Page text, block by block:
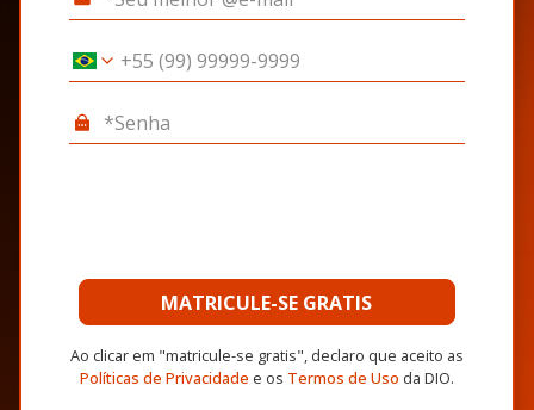
MATRICULE-SE GRATIS
Ao clicar em "matricule-se gratis", declaro que aceito as
Políticas de Privacidade e os Termos de Uso da DIO.